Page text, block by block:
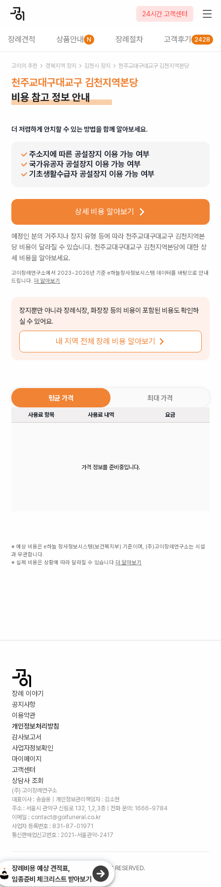
24시간 고객센터
장례견적 상품안내 N 장례절차 고객후기 2428
고이의 추천 경북지역 장지 김천시 장지 천주교대구대교구 김천지역본당
천주교대구대교구 김천지역본당
비용 참고 정보 안내
더 저렴하게 안치할 수 있는 방법을 함께 알아보세요.
주소지에 따른 공설장지 이용 가능 여부
국가유공자 공설장지 이용 가능 여부
기초생활수급자 공설장지 이용 가능 여부
상세 비용 알아보기
예정인 분의 거주지나 장지 유형 등에 따라 천주교대구대교구 김천지역본
당 비용이 달라질 수 있습니다. 천주교대구대교구 김천지역본당에 대한 상
세 비용을 알아보세요.
고이장례연구소에서 2023~2026년 기준 e하늘장사정보시스템 데이터를 바탕으로 안내
드립니다. 더 알아보기
장지뿐만 아니라 장례식장, 화장장 등의 비용이 포함된 비용도 확인하
실 수 있어요.
내 지역 전체 장례 비용 알아보기
평균 가격 최대 가격
사용료 항목 사용료 내역 요금
가격 정보를 준비중입니다.
※ 예상 비용은 e하늘 장사정보시스템(보건복지부) 기준이며, (주)고이장례연구소는 시설
과 무관합니다.
※ 실제 비용은 상황에 따라 달라질 수 있습니다.더 알아보기
장례 이야기
공지사항
이용약관
개인정보처리방침
감사보고서
사업자정보확인
마이페이지
고객센터
상담사 조회
(주) 고이장례연구소
대표이사 : 송슬옹 | 개인정보관리책임자 : 김소현
주소 : 서울시 관악구 신림로 132, 1,2,3층 | 전화 문의: 1666-9784
이메일 : contact@goifuneral.co.kr
사업자 등록번호 : 831-87-01971
통신판매업신고번호 : 2021-서울관악-2417
©2026. (주)고이장례연구소 ALL RIGHTS RESERVED.
장례비용 예상 견적표,
임종준비 체크리스트 받아보기